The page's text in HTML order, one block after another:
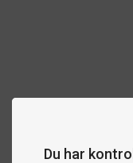
Du har